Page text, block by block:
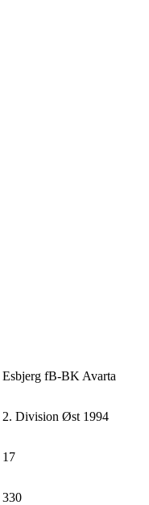
Esbjerg fB-BK Avarta
2. Division Øst 1994
17
330